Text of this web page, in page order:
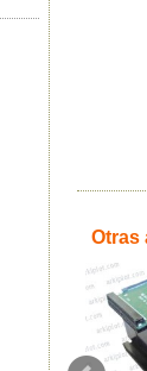
Otras